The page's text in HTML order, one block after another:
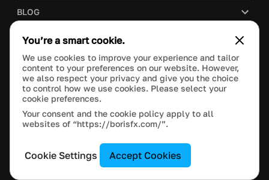
BLOG
COMPANY
PURCHASE
This site is protected by reCAPTCHA and the Google
Manage Cookie Settings
© 2017 Boris FX, Inc. All Rights Reserved.
You’re a smart cookie.
We use cookies to improve your experience and tailor
content to your preferences on our website. However,
we also respect your privacy and give you the choice
to control how we use cookies. Please select your
cookie preferences.
Your consent and the cookie policy apply to all
websites of “https://borisfx.com/”.
Cookie Settings Accept Cookies